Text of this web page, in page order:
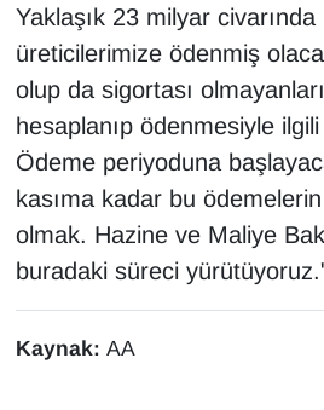
Yaklaşık 23 milyar
üreticilerimize ödenmiş
olup da sigortası
hesaplanıp ödenmesiyle
Ödeme periyoduna
kasıma kadar bu
olmak. Hazine ve Maliye
buradaki süreci
Kaynak: AA